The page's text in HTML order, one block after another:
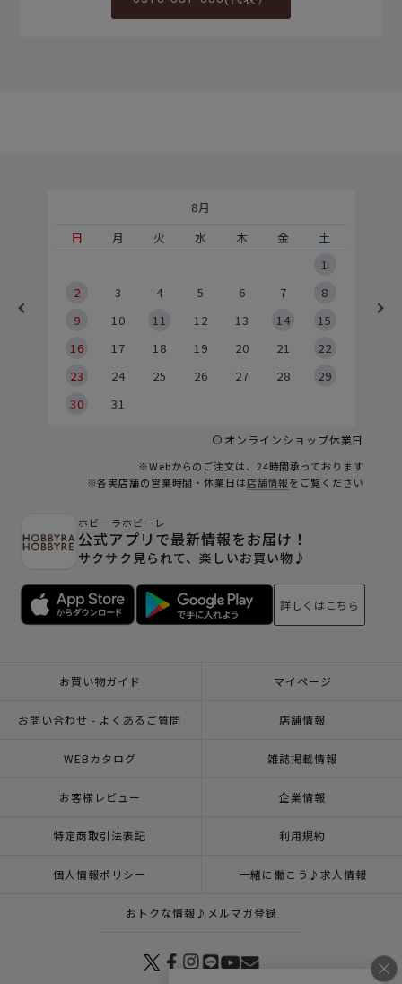
8月
日
月 火 水 木 金
土
1
2
3 4 5 6 7
8
9
10 11 12 13 14
15
16
17 18 19 20 21
22
23
24 25 26 27 28
29
30
31
オンラインショップ休業日
※Webからのご注文は、24時間承っております
※各実店舗の営業時間・休業日は店舗情報をご覧ください
ホビーラホビーレ
公式アプリで最新情報をお届け！
サクサク見られて、楽しいお買い物♪
詳しくはこちら
お買い物ガイド マイページ
お問い合わせ - よくあるご質問 店舗情報
WEBカタログ 雑誌掲載情報
お客様レビュー 企業情報
特定商取引法表記 利用規約
個人情報ポリシー 一緒に働こう♪求人情報
おトクな情報♪メルマガ登録